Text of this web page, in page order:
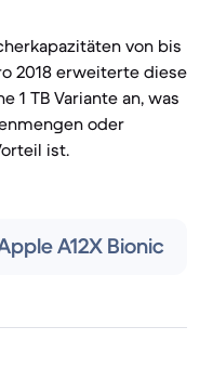
von bis
2018 erweiterte diese
1 TB Variante an, was
oder
ist.
A12X Bionic